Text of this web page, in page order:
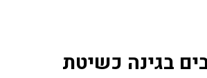
בגינה כשיטת